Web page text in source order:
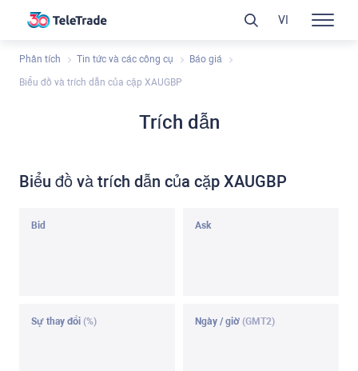
Phân tích Tin tức và các công cụ Báo giá
Biểu đồ và trích dẫn của cặp XAUGBP
Trích dẫn
Biểu đồ và trích dẫn của cặp XAUGBP
Bid Ask
Sự thay đổi (%) Ngày / giờ (GMT2)
VI